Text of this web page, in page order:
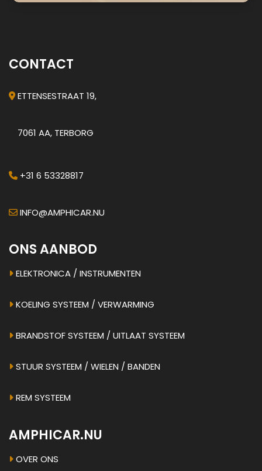
CONTACT
ETTENSESTRAAT 19,
7061 AA, TERBORG
+31 6 53328817
INFO@AMPHICAR.NU
ONS AANBOD
ELEKTRONICA / INSTRUMENTEN
KOELING SYSTEEM / VERWARMING
BRANDSTOF SYSTEEM / UITLAAT SYSTEEM
STUUR SYSTEEM / WIELEN / BANDEN
REM SYSTEEM
AMPHICAR.NU
OVER ONS